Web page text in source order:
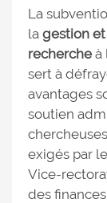
La
la gestion
rechercheà
sert à
avantages
soutien
exigés par
Vice-
des